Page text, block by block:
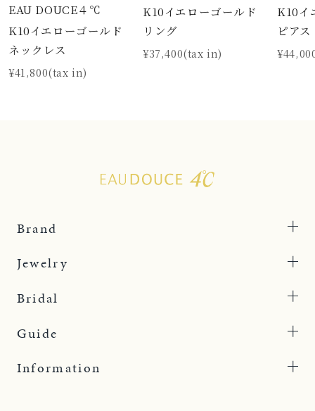
EAU DOUCE４℃
K10イエローゴールド
ネックレス
¥41,800(tax in)
K10イエローゴールド
リング
¥37,400(tax in)
K10イ
ピアス
Brand
Jewelry
Bridal
Guide
Information